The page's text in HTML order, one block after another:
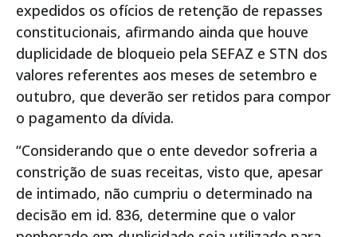
expedidos os ofícios de retenção de repasses
constitucionais, afirmando ainda que houve
duplicidade de bloqueio pela SEFAZ e STN dos
valores referentes aos meses de setembro e
outubro, que deverão ser retidos para compor
o pagamento da dívida.
“Considerando que o ente devedor sofreria a
constrição de suas receitas, visto que, apesar
de intimado, não cumpriu o determinado na
decisão em id. 836, determine que o valor